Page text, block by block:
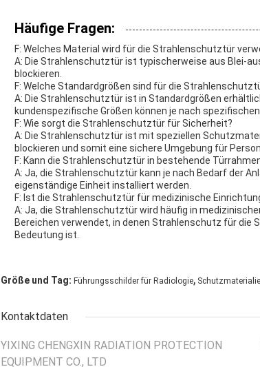
Häufige Fragen:
F: Welches Material wird für die Strahlenschutztür
A: Die Strahlenschutztür ist typischerweise aus Blei-
blockieren.
F: Welche Standardgrößen sind für die
A: Die Strahlenschutztür ist in Standardgrößen
kundenspezifische Größen können je nach
F: Wie sorgt die Strahlenschutztür für Sicherheit?
A: Die Strahlenschutztür ist mit speziellen
blockieren und somit eine sichere Umgebung für
F: Kann die Strahlenschutztür in bestehende
A: Ja, die Strahlenschutztür kann je nach Bedarf der
eigenständige Einheit installiert werden.
F: Ist die Strahlenschutztür für medizinische
A: Ja, die Strahlenschutztür wird häufig in
Bereichen verwendet, in denen Strahlenschutz für
Bedeutung ist.
Größe und Tag: Führungsschilder für Radiologie,
Kontaktdaten
YIXING CHENGXIN RADIATION PROTECTION
EQUIPMENT CO., LTD